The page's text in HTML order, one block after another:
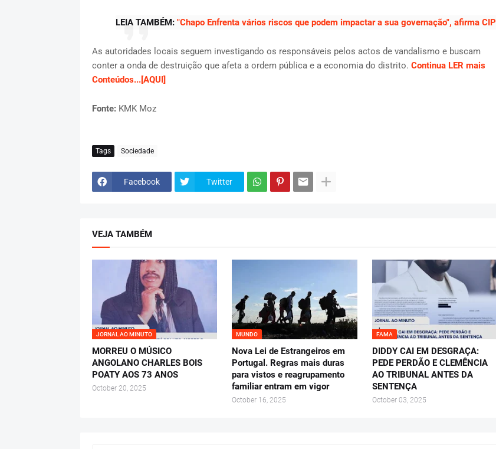
LEIA TAMBÉM: "Chapo Enfrenta vários riscos que podem impactar a sua governação", afirma CIP
As autoridades locais seguem investigando os responsáveis pelos actos de vandalismo e buscam
conter a onda de destruição que afeta a ordem pública e a economia do distrito. Continua LER mais
Conteúdos...[AQUI]
Fonte:KMK Moz
Tags Sociedade
Facebook Twitter
VEJA TAMBÉM
JORNAL AO MINUTO
MORREU O MÚSICO
ANGOLANO CHARLES BOIS
POATY AOS 73 ANOS
October 20, 2025
MUNDO
Nova Lei de Estrangeiros em
Portugal. Regras mais duras
para vistos e reagrupamento
familiar entram em vigor
October 16, 2025
FAMA
DIDDY CAI EM DESGRAÇA:
PEDE PERDÃO E CLEMÊNCIA
AO TRIBUNAL ANTES DA
SENTENÇA
October 03, 2025